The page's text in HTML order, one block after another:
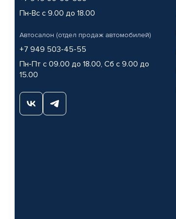
Пн-Вс с 9.00 до 18.00
Автосалон (отдел продаж автомобилей)
+7 949 503-45-55
Пн-Пт с 09.00 до 18.00, Сб с 9.00 до
15.00